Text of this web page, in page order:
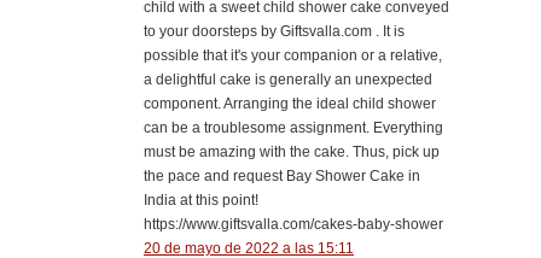
child with a sweet child shower cake conveyed
to your doorsteps by Giftsvalla.com . It is
possible that it's your companion or a relative,
a delightful cake is generally an unexpected
component. Arranging the ideal child shower
can be a troublesome assignment. Everything
must be amazing with the cake. Thus, pick up
the pace and request Bay Shower Cake in
India at this point!
https://www.giftsvalla.com/cakes-baby-shower
20 de mayo de 2022 a las 15:11